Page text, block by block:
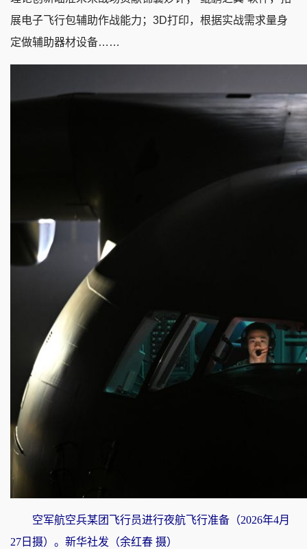
展电子飞行包辅助作战能力；3D打印，根据实战需求量身
定做辅助器材设备……
空军航空兵某团飞行员进行夜航飞行准备（2026年4月
27日摄）。新华社发（余红春 摄）